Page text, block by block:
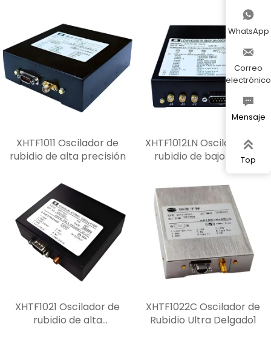
XHTF1011 Oscilador de
rubidio de alta precisión
XHTF1012LN Oscilador de
rubidio de bajo ruido
XHTF1021 Oscilador de
rubidio de alta
XHTF1022C Oscilador de
Rubidio Ultra Delgado1

WhatsApp

Correo
electrónico

Mensaje

Top